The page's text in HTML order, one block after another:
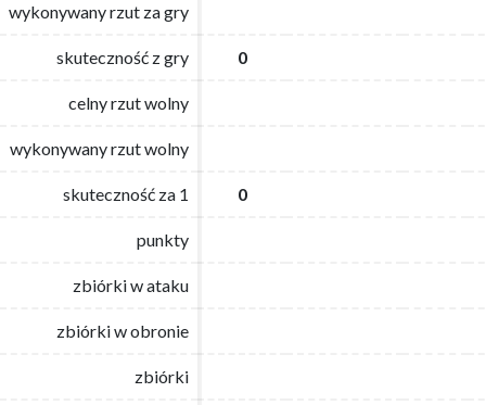
wykonywany rzut za gry
skuteczność z gry 0
celny rzut wolny
wykonywany rzut wolny
skuteczność za 1 0
punkty
zbiórki w ataku
zbiórki w obronie
zbiórki
wykonywany rzut za gry
skuteczność z gry 0
celny rzut wolny
wykonywany rzut wolny
skuteczność za 1 0
punkty
zbiórki w ataku
zbiórki w obronie
zbiórki